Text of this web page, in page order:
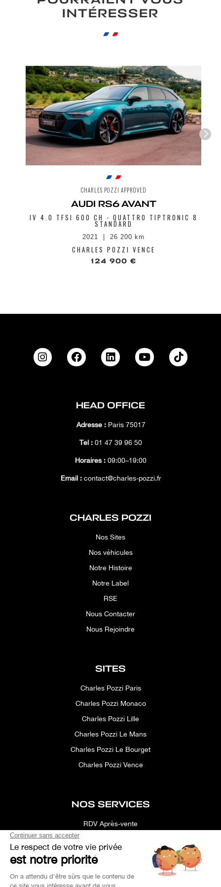
En soumettant ce formulaire, j'accepte
que les informations saisies soient
exploitées à des fins de relation
commerciale.
Envoyer
feugiat. Suspendisse finibus nec nibh eget
ultricies. Mauris et malesuada augue.
INTÉRESSER
CHARLES POZZI APPROVED
AUDI RS6 AVANT
IV 4.0 TFSI 600 CH - QUATTRO TIPTRONIC 8
STANDARD
2021 26 200 km
CHARLES POZZI VENCE
124 900 €
HEAD OFFICE
Adresse :Paris 75017
Tél : 01 47 39 96 50
Horaires : 09:00–19:00
Email :contact@charles-pozzi.fr
CHARLES POZZI
Nos Sites
Nos véhicules
Notre Histoire
Notre Label
RSE
Nous Contacter
Nous Rejoindre
SITES
Charles Pozzi Paris
Charles Pozzi Monaco
Charles Pozzi Lille
Charles Pozzi Le Mans
Charles Pozzi Le Bourget
Charles Pozzi Vence
NOS SERVICES
RDV Après-vente
Simulateur
Recherche Personnalisée